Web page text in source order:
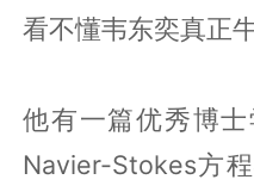
看不懂韦东奕真正
他有一篇优秀博
Navier-Stokes方